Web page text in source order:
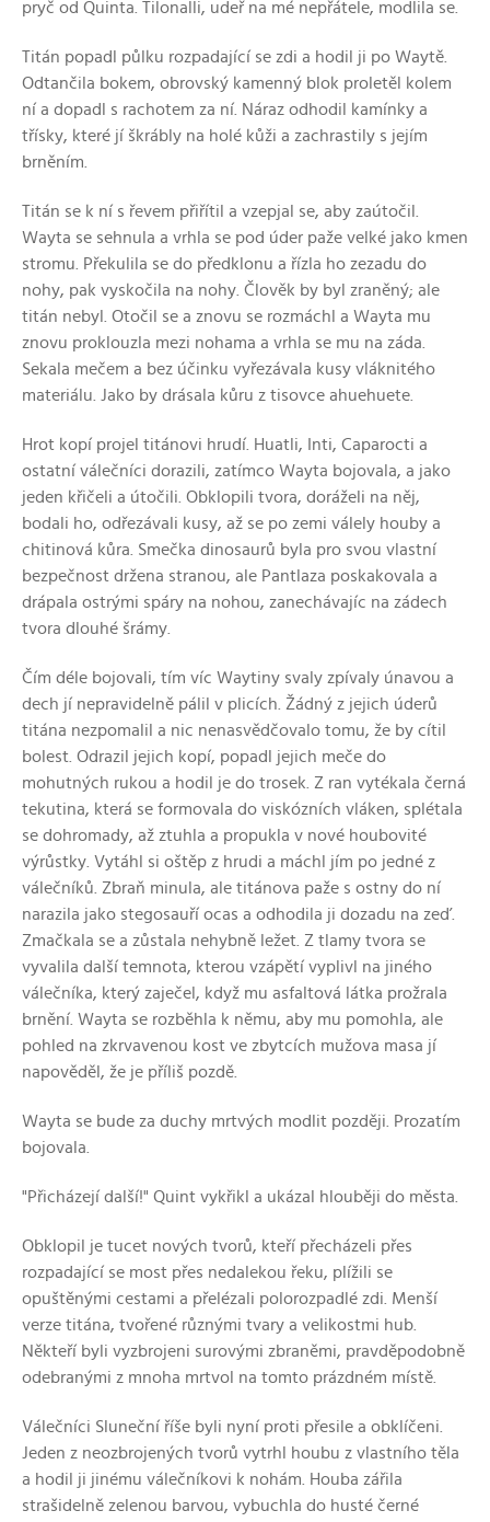
pryč od Quinta. Tilonalli, udeř na mé nepřátele, modlila se.
Titán popadl půlku rozpadající se zdi a hodil ji po Waytě.
Odtančila bokem, obrovský kamenný blok proletěl kolem
ní a dopadl s rachotem za ní. Náraz odhodil kamínky a
třísky, které jí škrábly na holé kůži a zachrastily s jejím
brněním.
Titán se k ní s řevem přiřítil a vzepjal se, aby zaútočil.
Wayta se sehnula a vrhla se pod úder paže velké jako kmen
stromu. Překulila se do předklonu a řízla ho zezadu do
nohy, pak vyskočila na nohy. Člověk by byl zraněný; ale
titán nebyl. Otočil se a znovu se rozmáchl a Wayta mu
znovu proklouzla mezi nohama a vrhla se mu na záda.
Sekala mečem a bez účinku vyřezávala kusy vláknitého
materiálu. Jako by drásala kůru z tisovce ahuehuete.
Hrot kopí projel titánovi hrudí. Huatli, Inti, Caparocti a
ostatní válečníci dorazili, zatímco Wayta bojovala, a jako
jeden křičeli a útočili. Obklopili tvora, doráželi na něj,
bodali ho, odřezávali kusy, až se po zemi válely houby a
chitinová kůra. Smečka dinosaurů byla pro svou vlastní
bezpečnost držena stranou, ale Pantlaza poskakovala a
drápala ostrými spáry na nohou, zanechávajíc na zádech
tvora dlouhé šrámy.
Čím déle bojovali, tím víc Waytiny svaly zpívaly únavou a
dech jí nepravidelně pálil v plicích. Žádný z jejich úderů
titána nezpomalil a nic nenasvědčovalo tomu, že by cítil
bolest. Odrazil jejich kopí, popadl jejich meče do
mohutných rukou a hodil je do trosek. Z ran vytékala černá
tekutina, která se formovala do viskózních vláken, splétala
se dohromady, až ztuhla a propukla v nové houbovité
výrůstky. Vytáhl si oštěp z hrudi a máchl jím po jedné z
válečníků. Zbraň minula, ale titánova paže s ostny do ní
narazila jako stegosauří ocas a odhodila ji dozadu na zeď.
Zmačkala se a zůstala nehybně ležet. Z tlamy tvora se
vyvalila další temnota, kterou vzápětí vyplivl na jiného
válečníka, který zaječel, když mu asfaltová látka prožrala
brnění. Wayta se rozběhla k němu, aby mu pomohla, ale
pohled na zkrvavenou kost ve zbytcích mužova masa jí
napověděl, že je příliš pozdě.
Wayta se bude za duchy mrtvých modlit později. Prozatím
bojovala.
"Přicházejí další!" Quint vykřikl a ukázal hlouběji do města.
Obklopil je tucet nových tvorů, kteří přecházeli přes
rozpadající se most přes nedalekou řeku, plížili se
opuštěnými cestami a přelézali polorozpadlé zdi. Menší
verze titána, tvořené různými tvary a velikostmi hub.
Někteří byli vyzbrojeni surovými zbraněmi, pravděpodobně
odebranými z mnoha mrtvol na tomto prázdném místě.
Válečníci Sluneční říše byli nyní proti přesile a obklíčeni.
Jeden z neozbrojených tvorů vytrhl houbu z vlastního těla
a hodil ji jinému válečníkovi k nohám. Houba zářila
strašidelně zelenou barvou, vybuchla do husté černé